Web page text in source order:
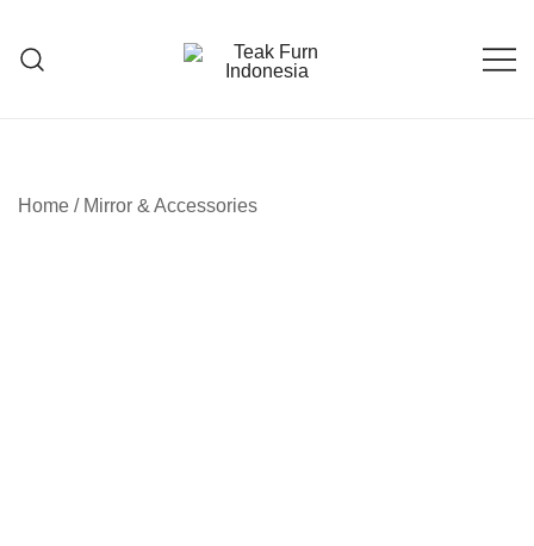
Home / Mirror & Accessories